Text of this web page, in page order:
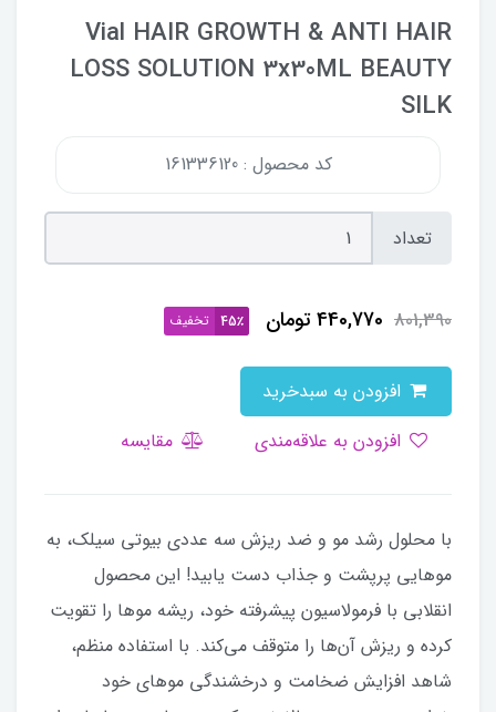
Vial HAIR GROWTH & ANTI HAIR
LOSS SOLUTION 3x30ML BEAUTY
SILK
کد محصول : 161336120
تعداد
801,390
440,770تومان 45٪ تخفیف
مقایسه
با محلول رشد مو و ضد ریزش سه عددی بیوتی سیلک، به
موهایی پرپشت و جذاب دست یابید! این محصول
انقلابی با فرمولاسیون پیشرفته خود، ریشه موها را تقویت
کرده و ریزش آن‌ها را متوقف می‌کند. با استفاده منظم،
شاهد افزایش ضخامت و درخشندگی موهای خود